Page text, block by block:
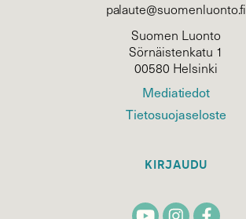
palaute@suomenluonto.fi
Suomen Luonto
Sörnäistenkatu 1
00580 Helsinki
Mediatiedot
Tietosuojaseloste
KIRJAUDU